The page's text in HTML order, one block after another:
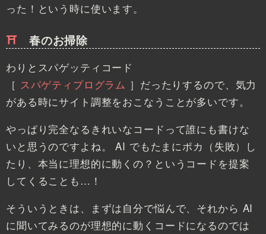
った！という時に使います。
春のお掃除
わりとスパゲッティコード
［ スパゲティプログラム ］ だったりするので、気力
がある時にサイト調整をおこなうことが多いです。
やっぱり完全なるきれいなコードって誰にも書けな
いと思うのですよね。 AI でもたまにポカ（失敗）し
たり、本当に理想的に動くの？というコードを提案
してくることも…！
そういうときは、まずは自分で悩んで、それから AI
に聞いてみるのが理想的に動くコードになるのでは